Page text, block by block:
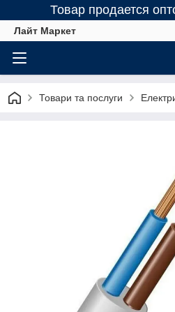
Товар продается
Лайт Маркет
Товари та послуги